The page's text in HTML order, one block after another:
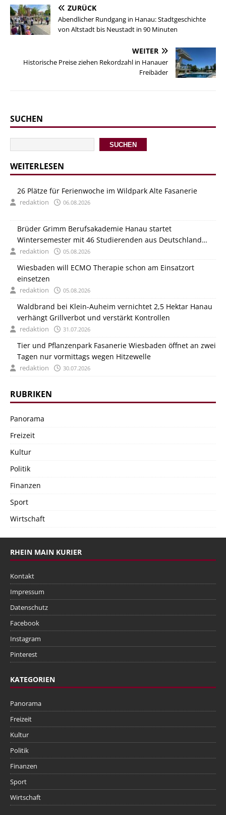
ZURÜCK
Abendlicher Rundgang in Hanau: Stadtgeschichte
von Altstadt bis Neustadt in 90 Minuten
WEITER
Historische Preise ziehen Rekordzahl in Hanauer
Freibäder
SUCHEN
SUCHEN
WEITERLESEN
26 Plätze für Ferienwoche im Wildpark Alte Fasanerie
redaktion 06.08.2026
Brüder Grimm Berufsakademie Hanau startet
Wintersemester mit 46 Studierenden aus Deutschland
und Italien
redaktion 05.08.2026
Wiesbaden will ECMO Therapie schon am Einsatzort
einsetzen
redaktion 05.08.2026
Waldbrand bei Klein-Auheim vernichtet 2,5 Hektar Hanau
verhängt Grillverbot und verstärkt Kontrollen
redaktion 31.07.2026
Tier und Pflanzenpark Fasanerie Wiesbaden öffnet an zwei
Tagen nur vormittags wegen Hitzewelle
redaktion 30.07.2026
RUBRIKEN
Panorama
Freizeit
Kultur
Politik
Finanzen
Sport
Wirtschaft
RHEIN MAIN KURIER
Kontakt
Impressum
Datenschutz
Facebook
Instagram
Pinterest
KATEGORIEN
Panorama
Freizeit
Kultur
Politik
Finanzen
Sport
Wirtschaft